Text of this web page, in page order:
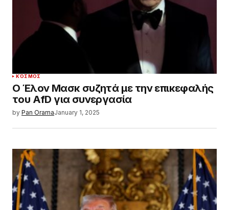
ΚΌΣΜΟΣ
Ο Έλον Μασκ συζητά με την επικεφαλής
του AfD για συνεργασία
by Pan OramaJanuary 1, 2025